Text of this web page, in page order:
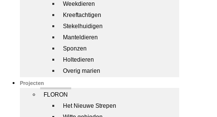
Weekdieren
Kreeftachtigen
Stekelhuidigen
Manteldieren
Sponzen
Holtedieren
Overig marien
Projecten
FLORON
Het Nieuwe Strepen